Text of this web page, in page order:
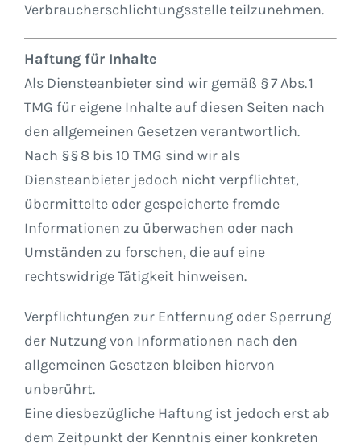
Verbraucherschlichtungsstelle teilzunehmen.
Haftung für Inhalte
Als Diensteanbieter sind wir gemäß § 7 Abs. 1
TMG für eigene Inhalte auf diesen Seiten nach
den allgemeinen Gesetzen verantwortlich.
Nach §§ 8 bis 10 TMG sind wir als
Diensteanbieter jedoch nicht verpflichtet,
übermittelte oder gespeicherte fremde
Informationen zu überwachen oder nach
Umständen zu forschen, die auf eine
rechtswidrige Tätigkeit hinweisen.
Verpflichtungen zur Entfernung oder Sperrung
der Nutzung von Informationen nach den
allgemeinen Gesetzen bleiben hiervon
unberührt.
Eine diesbezügliche Haftung ist jedoch erst ab
dem Zeitpunkt der Kenntnis einer konkreten